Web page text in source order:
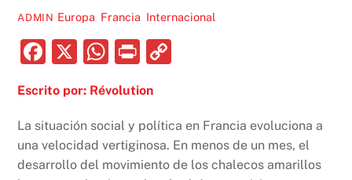
ADMIN Europa Francia Internacional
F
c
e
b
X
W
at
s
A
P
nt
y
Li
Escrito por: Révolution
La situación social y política en Francia evoluciona a
una velocidad vertiginosa. En menos de un mes, el
desarrollo del movimiento de los chalecos amarillos